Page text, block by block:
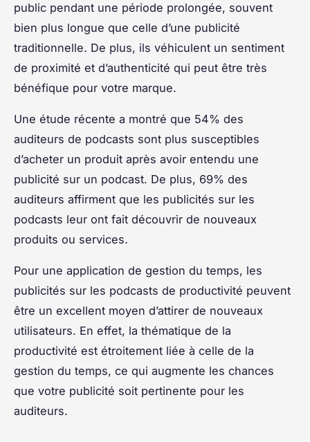
public pendant une période prolongée, souvent
bien plus longue que celle d’une publicité
traditionnelle. De plus, ils véhiculent un sentiment
de proximité et d’authenticité qui peut être très
bénéfique pour votre marque.
Une étude récente a montré que 54% des
auditeurs de podcasts sont plus susceptibles
d’acheter un produit après avoir entendu une
publicité sur un podcast. De plus, 69% des
auditeurs affirment que les publicités sur les
podcasts leur ont fait découvrir de nouveaux
produits ou services.
Pour une application de gestion du temps, les
publicités sur les podcasts de productivité peuvent
être un excellent moyen d’attirer de nouveaux
utilisateurs. En effet, la thématique de la
productivité est étroitement liée à celle de la
gestion du temps, ce qui augmente les chances
que votre publicité soit pertinente pour les
auditeurs.